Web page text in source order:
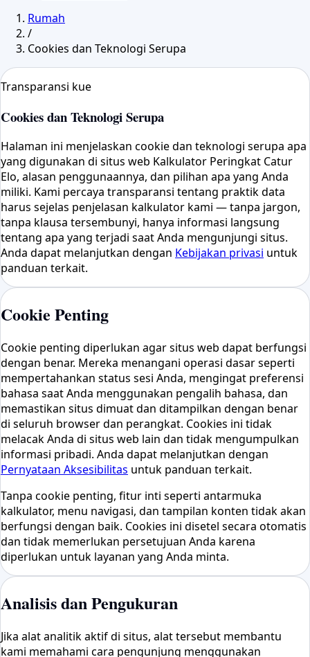
Rumah
/
Cookies dan Teknologi Serupa
Transparansi kue
Cookies dan Teknologi Serupa
Halaman ini menjelaskan cookie dan teknologi serupa apa
yang digunakan di situs web Kalkulator Peringkat Catur
Elo, alasan penggunaannya, dan pilihan apa yang Anda
miliki. Kami percaya transparansi tentang praktik data
harus sejelas penjelasan kalkulator kami — tanpa jargon,
tanpa klausa tersembunyi, hanya informasi langsung
tentang apa yang terjadi saat Anda mengunjungi situs.
Anda dapat melanjutkan dengan Kebijakan privasi untuk
panduan terkait.
Cookie Penting
Cookie penting diperlukan agar situs web dapat berfungsi
dengan benar. Mereka menangani operasi dasar seperti
mempertahankan status sesi Anda, mengingat preferensi
bahasa saat Anda menggunakan pengalih bahasa, dan
memastikan situs dimuat dan ditampilkan dengan benar
di seluruh browser dan perangkat. Cookies ini tidak
melacak Anda di situs web lain dan tidak mengumpulkan
informasi pribadi. Anda dapat melanjutkan dengan
Pernyataan Aksesibilitas untuk panduan terkait.
Tanpa cookie penting, fitur inti seperti antarmuka
kalkulator, menu navigasi, dan tampilan konten tidak akan
berfungsi dengan baik. Cookies ini disetel secara otomatis
dan tidak memerlukan persetujuan Anda karena
diperlukan untuk layanan yang Anda minta.
Analisis dan Pengukuran
Jika alat analitik aktif di situs, alat tersebut membantu
kami memahami cara pengunjung menggunakan